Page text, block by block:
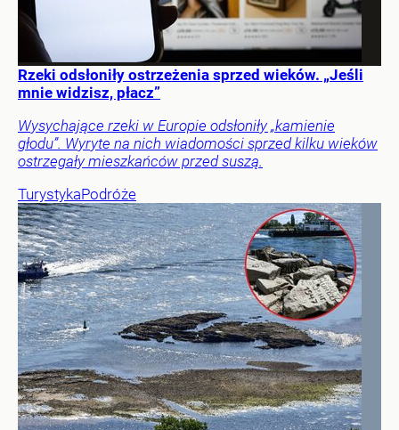
Rzeki odsłoniły ostrzeżenia sprzed wieków. „Jeśli
mnie widzisz, płacz”
Wysychające rzeki w Europie odsłoniły „kamienie
głodu”. Wyryte na nich wiadomości sprzed kilku wieków
ostrzegały mieszkańców przed suszą.
TurystykaPodróże